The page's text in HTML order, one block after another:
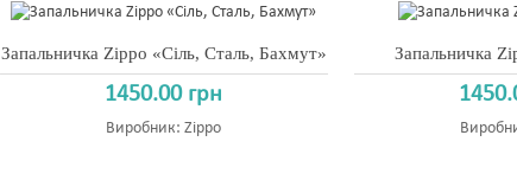
Запальничка Zippo «Сіль, Сталь, Бахмут»
1450.00 грн
Виробник:Zippo
Запальничка